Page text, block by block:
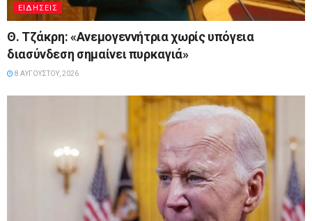
ΕΙΔΉΣΕΙΣ
Θ. Τζάκρη: «Ανεμογεννήτρια χωρίς υπόγεια
διασύνδεση σημαίνει πυρκαγιά»
8 ΑΥΓΟΎΣΤΟΥ, 2026